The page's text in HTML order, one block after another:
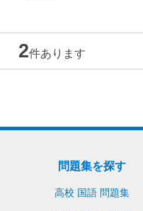
2件あります
問題集を探す
高校 国語 問題集